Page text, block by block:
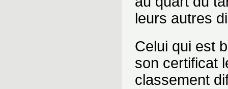
leurs autres
Celui qui est
son certificat
classement